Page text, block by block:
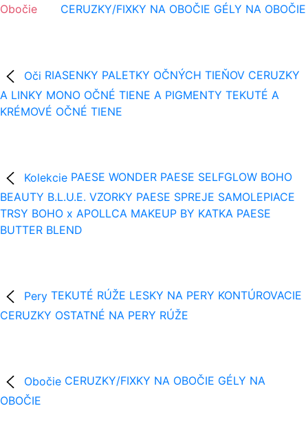
Obočie
CERUZKY/FIXKY NA OBOČIE GÉLY NA OBOČIE
Oči RIASENKY PALETKY OČNÝCH TIEŇOV CERUZKY
A LINKY MONO OČNÉ TIENE A PIGMENTY TEKUTÉ A
KRÉMOVÉ OČNÉ TIENE
Kolekcie PAESE WONDER PAESE SELFGLOW BOHO
BEAUTY B.L.U.E. VZORKY PAESE SPREJE SAMOLEPIACE
TRSY BOHO x APOLLCA MAKEUP BY KATKA PAESE
BUTTER BLEND
Pery TEKUTÉ RÚŽE LESKY NA PERY KONTÚROVACIE
CERUZKY OSTATNÉ NA PERY RÚŽE
Obočie CERUZKY/FIXKY NA OBOČIE GÉLY NA
OBOČIE